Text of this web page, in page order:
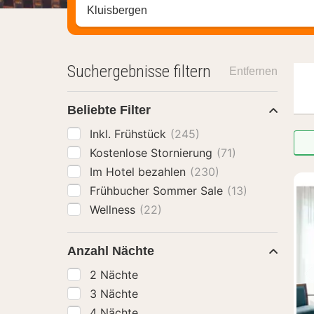
Stadt, Region oder Hotel suchen
Suchergebnisse filtern Entfernen
Beliebte Filter
Inkl. Frühstück (245)
Kostenlose Stornierung (71)
Im Hotel bezahlen (230)
Frühbucher Sommer Sale (13)
Wellness (22)
Anzahl Nächte
2 Nächte
3 Nächte